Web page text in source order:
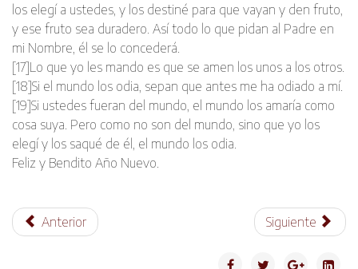
los elegí a ustedes, y los destiné para que vayan y den fruto,
y ese fruto sea duradero. Así todo lo que pidan al Padre en
mi Nombre, él se lo concederá.
[17]Lo que yo les mando es que se amen los unos a los otros.
[18]Si el mundo los odia, sepan que antes me ha odiado a mí.
[19]Si ustedes fueran del mundo, el mundo los amaría como
cosa suya. Pero como no son del mundo, sino que yo los
elegí y los saqué de él, el mundo los odia.
Feliz y Bendito Año Nuevo.
Anterior Siguiente